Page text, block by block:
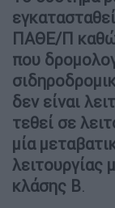
ΠΑΘΕ/Π
που
δεν είναι
τεθεί σε
μία
λειτουργίας
κλάσης Β.